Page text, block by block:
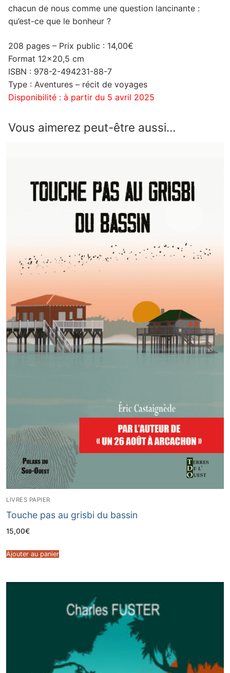
chacun de nous comme une question lancinante :
qu’est-ce que le bonheur ?
208 pages – Prix public : 14,00€
Format 12×20,5 cm
ISBN : 978-2-494231-88-7
Type : Aventures – récit de voyages
Disponibilité : à partir du 5 avril 2025
Vous aimerez peut-être aussi…
LIVRES PAPIER
Touche pas au grisbi du bassin
15,00€
Ajouter au panier